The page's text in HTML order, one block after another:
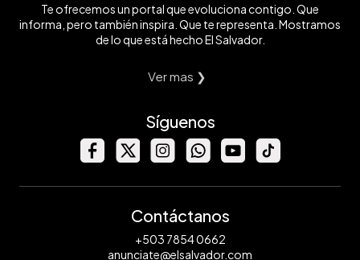
Te ofrecemos un portal que evoluciona contigo. Que
informa, pero también inspira. Que te representa. Mostramos
de lo que está hecho El Salvador.
Ver mas ❯
Síguenos
Contáctanos
+503 7854 0662
anunciate@elsalvador.com